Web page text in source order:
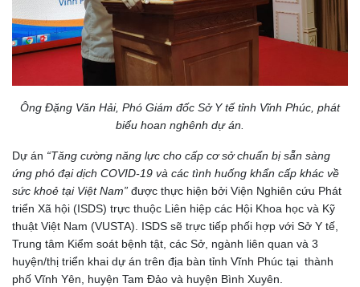
Ông Đặng Văn Hải, Phó Giám đốc Sở Y tế tỉnh Vĩnh Phúc, phát
biểu hoan nghênh dự án.
Dự án “Tăng cường năng lực cho cấp cơ sở chuẩn bị sẵn sàng
ứng phó đại dịch COVID-19 và các tình huống khẩn cấp khác về
sức khoẻ tại Việt Nam” được thực hiện bởi Viện Nghiên cứu Phát
triển Xã hội (ISDS) trực thuộc Liên hiệp các Hội Khoa học và Kỹ
thuật Việt Nam (VUSTA). ISDS sẽ trực tiếp phối hợp với Sở Y tế,
Trung tâm Kiểm soát bệnh tật, các Sở, ngành liên quan và 3
huyện/thị triển khai dự án trên địa bàn tỉnh Vĩnh Phúc tại thành
phố Vĩnh Yên, huyện Tam Đảo và huyện Bình Xuyên.